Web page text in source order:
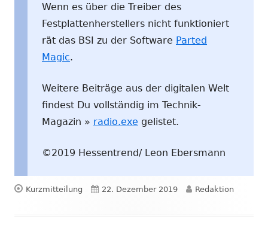
Wenn es über die Treiber des
Festplattenherstellers nicht funktioniert
rät das BSI zu der Software Parted
Magic.
Weitere Beiträge aus der digitalen Welt
findest Du vollständig im Technik-
Magazin » radio.exe gelistet.
©2019 Hessentrend/ Leon Ebersmann
Format
Kurzmitteilung Veröffentlicht
22. Dezember 2019 Autor
Redaktion